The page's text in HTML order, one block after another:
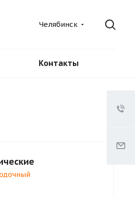
Челябинск
Контакты